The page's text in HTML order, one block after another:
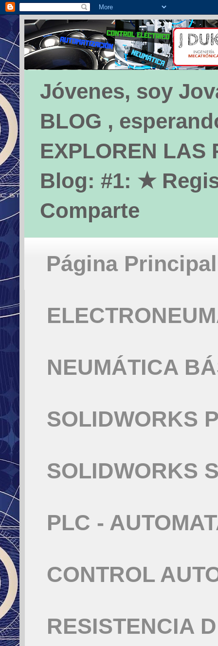
Jóvenes, soy
BLOG ,
EXPLOREN LAS
Blog: #1: ★
Comparte
Página Principal
NEUMÁTICA
SOLIDWORKS
SOLIDWORKS
PLC -
CONTROL
RESISTENCIA